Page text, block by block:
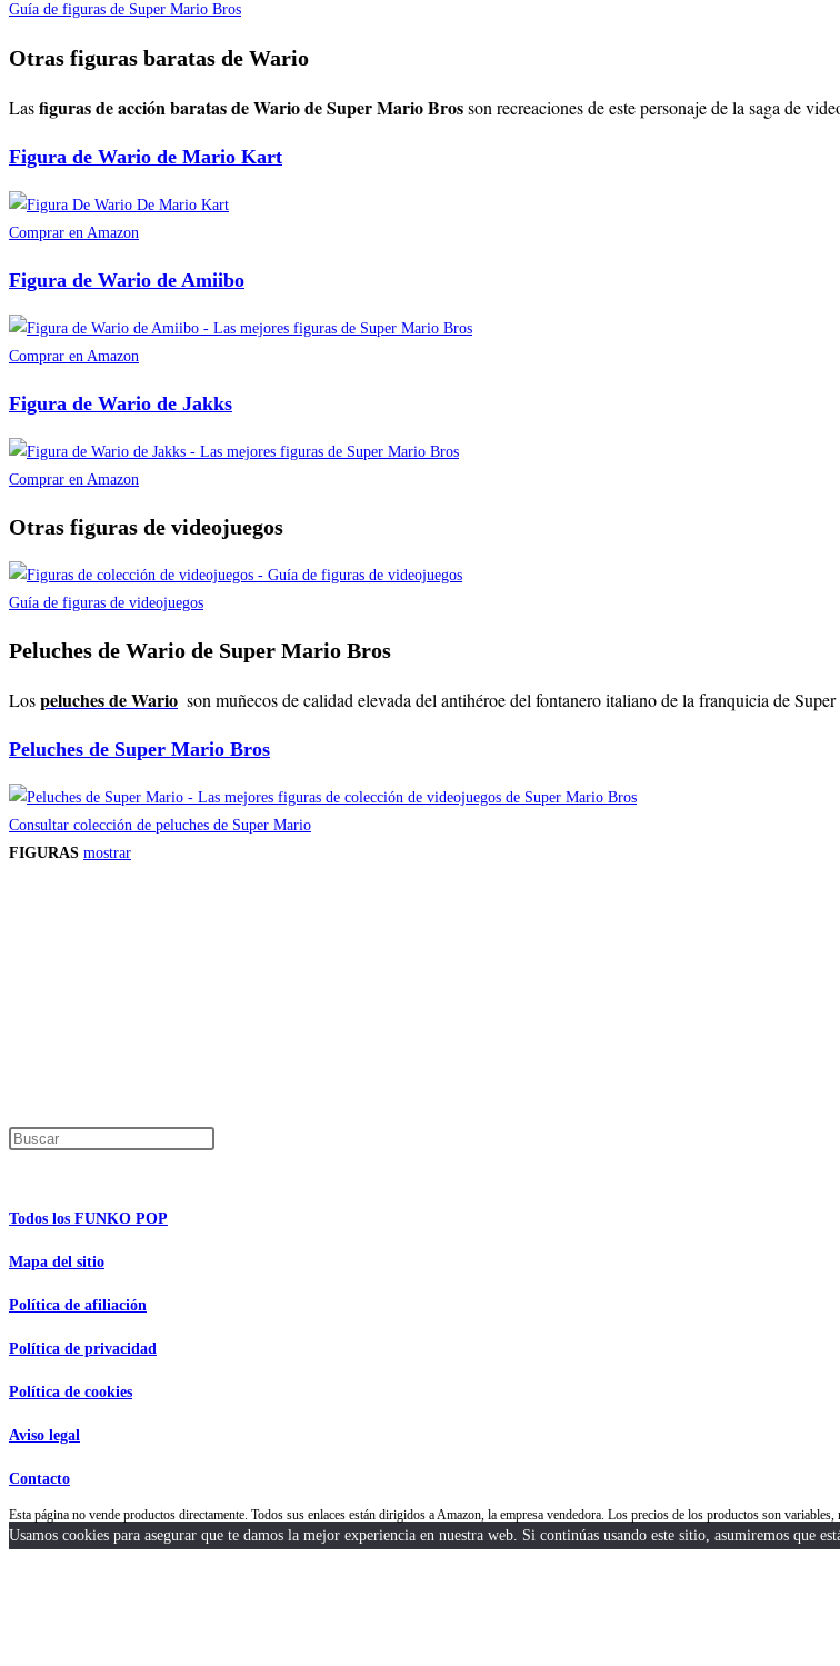
Guía de figuras de Super Mario Bros
Otras figuras baratas de Wario
Lasfiguras de acción baratas de Wario de Super Mario Brosson recreaciones de este personaje de la saga de
Figura de Wario de Mario Kart
Comprar en Amazon
Figura de Wario de Amiibo
Comprar en Amazon
Figura de Wario de Jakks
Comprar en Amazon
Otras figuras de videojuegos
Guía de figuras de videojuegos
Peluches de Wario de Super Mario Bros
Lospeluches de Wario son muñecos de calidad elevada del antihéroe del fontanero italiano de la franquicia de
Peluches de Super Mario Bros
Consultar colección de peluches de Super Mario
FIGURAS mostrar
Todos los FUNKO POP
Mapa del sitio
Política de afiliación
Política de privacidad
Política de cookies
Aviso legal
Contacto
Esta página no vende productos directamente. Todos sus enlaces están dirigidos a Amazon, la empresa vendedora. Los precios de los productos son
Usamos cookies para asegurar que te damos la mejor experiencia en nuestra web. Si continúas usando este sitio, asumiremos que